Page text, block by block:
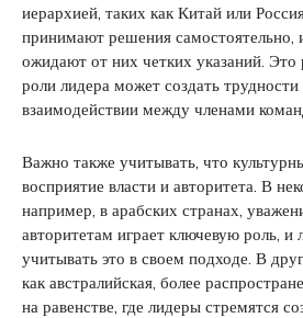
иерархией, таких как Китай или
принимают решения самостоятельно,
ожидают от них четких указаний. Это
роли лидера может создать
взаимодействии между членами
Важно также учитывать, что
восприятие власти и авторитета. В
например, в арабских странах,
авторитетам играет ключевую роль,
учитывать это в своем подходе. В
как австралийская, более
на равенстве, где лидеры стремятся